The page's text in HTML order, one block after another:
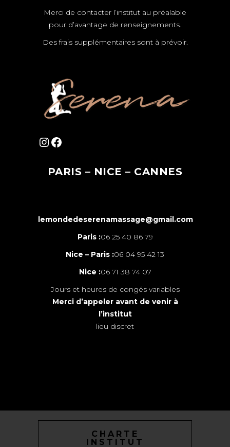
Merci de contacter l’institut au préalable
pour d’avantage de renseignements.
Des frais supplémentaires sont à prévoir.
Instagram
Facebook
PARIS – NICE – CANNES
lemondedeserenamassage@gmail.com
Paris :06 25 40 86 79
Nice – Paris :06 04 95 42 13
Nice :06 71 38 74 07
Jours et heures de congés variables
Merci d’appeler avant de venir à
l’institut
lieu discret
CHARTE
INSTITUT